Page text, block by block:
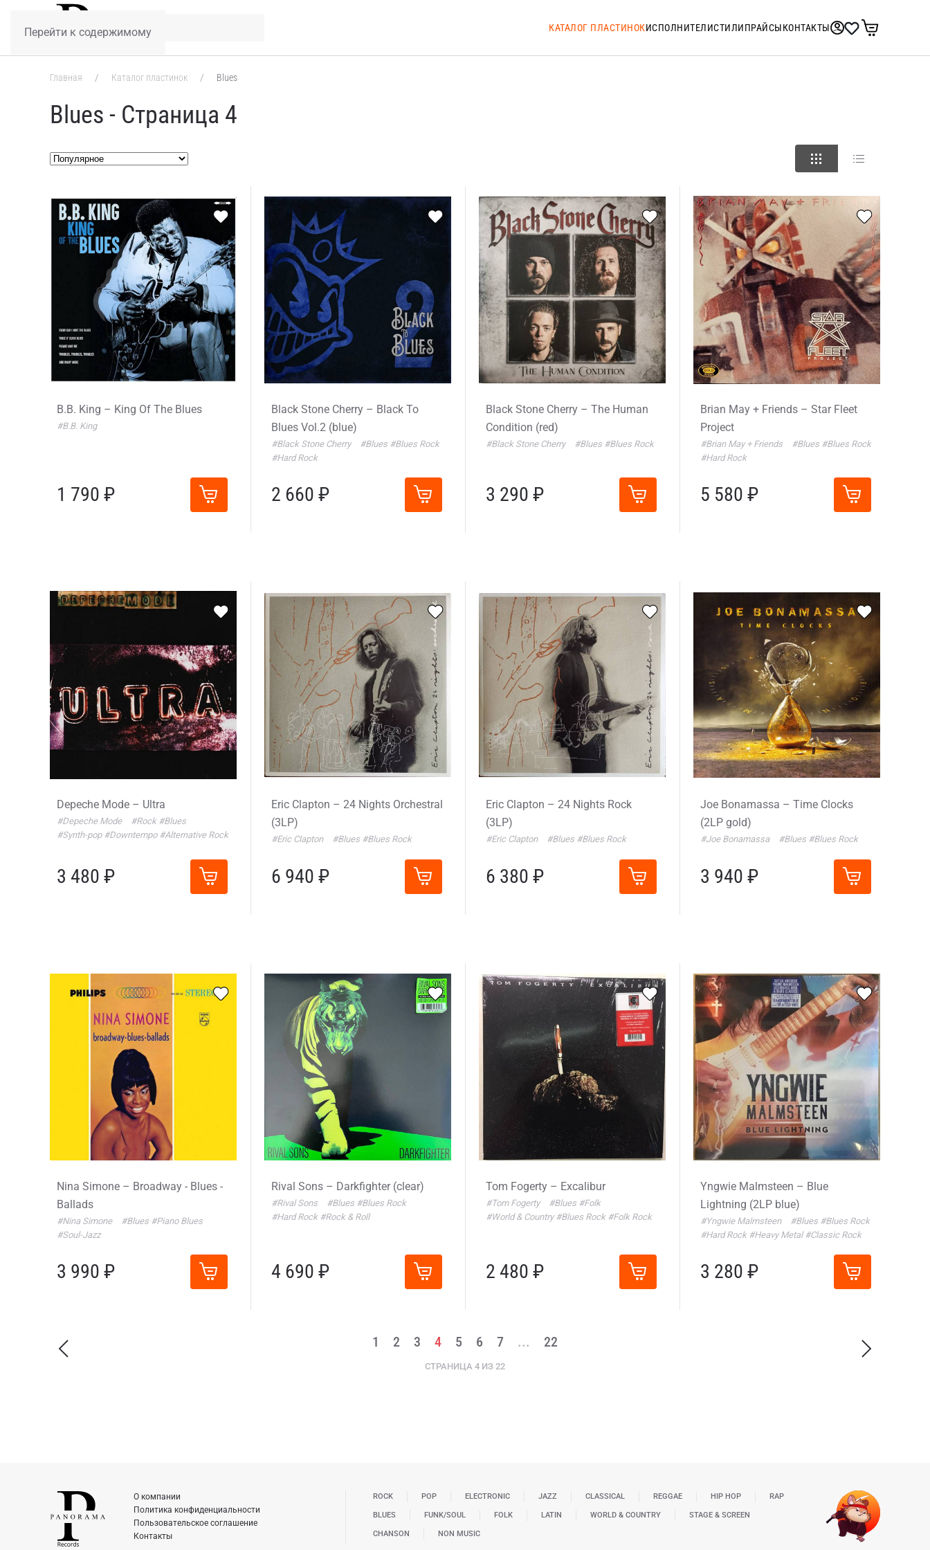
Перейти к содержимому КАТАЛОГ ПЛАСТИНОКИСПОЛНИТЕЛИСТИЛИПРАЙСЫКОНТАКТЫ
Главная Каталог пластинок Blues
Blues - Страница 4
B.B. King – King Of The Blues
#B.B. King
1 790 ₽
Black Stone Cherry – Black To
Blues Vol.2 (blue)
#Black Stone Cherry #Blues #Blues Rock
#Hard Rock
2 660 ₽
Black Stone Cherry – The Human
Condition (red)
#Black Stone Cherry #Blues #Blues Rock
3 290 ₽
Brian May + Friends – Star Fleet
Project
#Brian May + Friends #Blues #Blues Rock
#Hard Rock
5 580 ₽
Depeche Mode – Ultra
#Depeche Mode #Rock #Blues
#Synth-pop #Downtempo #Alternative Rock
3 480 ₽
Eric Clapton – 24 Nights Orchestral
(3LP)
#Eric Clapton #Blues #Blues Rock
6 940 ₽
Eric Clapton – 24 Nights Rock
(3LP)
#Eric Clapton #Blues #Blues Rock
6 380 ₽
Joe Bonamassa – Time Clocks
(2LP gold)
#Joe Bonamassa #Blues #Blues Rock
3 940 ₽
Nina Simone – Broadway - Blues -
Ballads
#Nina Simone #Blues #Piano Blues
#Soul-Jazz
3 990 ₽
Rival Sons – Darkfighter (clear)
#Rival Sons #Blues #Blues Rock
#Hard Rock #Rock & Roll
4 690 ₽
Tom Fogerty – Excalibur
#Tom Fogerty #Blues #Folk
#World & Country #Blues Rock #Folk Rock
2 480 ₽
Yngwie Malmsteen – Blue
Lightning (2LP blue)
#Yngwie Malmsteen #Blues #Blues Rock
#Hard Rock #Heavy Metal #Classic Rock
3 280 ₽
1 2 3 4 5 6 7 ... 22
СТРАНИЦА 4 ИЗ 22
О компании
Политика конфиденциальности
Пользовательское соглашение
Контакты
ROCK POP ELECTRONIC JAZZ CLASSICAL REGGAE HIP HOP RAP
BLUES FUNK/SOUL FOLK LATIN WORLD & COUNTRY STAGE & SCREEN
CHANSON NON MUSIC